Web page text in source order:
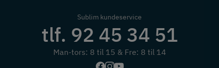
Sublim kundeservice
tlf. 92 45 34 51
Man-tors: 8 til 15 & Fre: 8 til 14